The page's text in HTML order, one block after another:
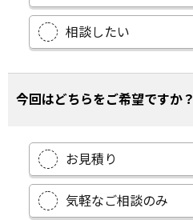
相談したい
今回はどちらをご希望ですか？
お見積り
気軽なご相談のみ